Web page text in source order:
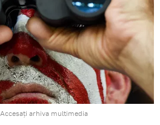
Accesați arhiva multimedia